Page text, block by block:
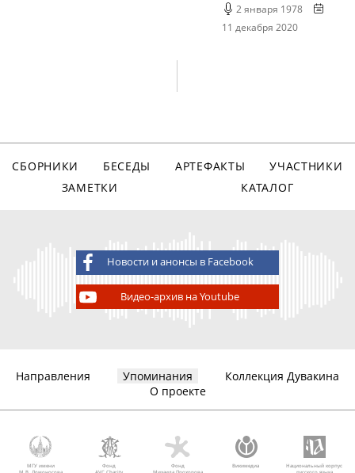
2 января 1978
11 декабря 2020
СБОРНИКИ БЕСЕДЫ АРТЕФАКТЫ
УЧАСТНИКИ
ЗАМЕТКИ
КАТАЛОГ
Новости и анонсы в Facebook
Видео-архив на Youtube
Направления Упоминания
Коллекция Дувакина
О проекте
МГУ имени
Фонд
Фонд
Викимедиа
Национальный корпус